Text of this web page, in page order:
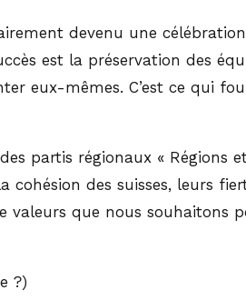
devenu une
est la préservation des
eux-mêmes. C’est ce qui
partis régionaux « Régions et
des suisses, leurs
que nous souhaitons
?)